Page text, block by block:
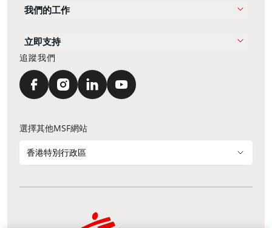
我們的工作
立即支持
追蹤我們
選擇其他MSF網站
香港特別行政區